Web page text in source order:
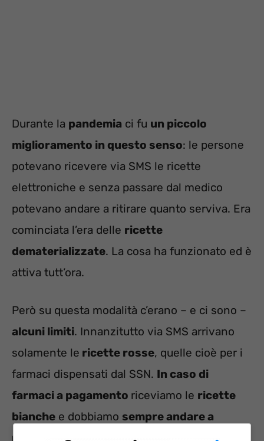
Durante la pandemia ci fu un piccolo
miglioramento in questo senso: le persone
potevano ricevere via SMS le ricette
elettroniche e senza passare dal medico
potevano andare a ritirare quanto serviva. Era
cominciata l’era delle ricette
dematerializzate. La cosa ha funzionato ed è
attiva tutt’ora.
Però su questa modalità c’erano – e ci sono –
alcuni limiti. Innanzitutto via SMS arrivano
solamente le ricette rosse, quelle cioè per i
farmaci dispensati dal SSN. In caso di
farmaci a pagamento riceviamo le ricette
bianche e dobbiamo sempre andare a
ritirarle fisicamente
dal dottore.